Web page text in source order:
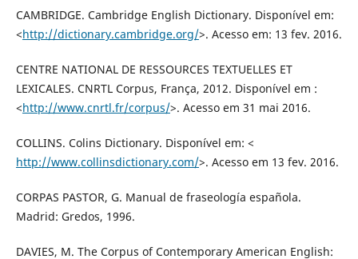
CAMBRIDGE. Cambridge English Dictionary. Disponível em:
<http://dictionary.cambridge.org/>. Acesso em: 13 fev. 2016.
CENTRE NATIONAL DE RESSOURCES TEXTUELLES ET
LEXICALES. CNRTL Corpus, França, 2012. Disponível em :
<http://www.cnrtl.fr/corpus/>. Acesso em 31 mai 2016.
COLLINS. Colins Dictionary. Disponível em: <
http://www.collinsdictionary.com/>. Acesso em 13 fev. 2016.
CORPAS PASTOR, G. Manual de fraseología española.
Madrid: Gredos, 1996.
DAVIES, M. The Corpus of Contemporary American English: